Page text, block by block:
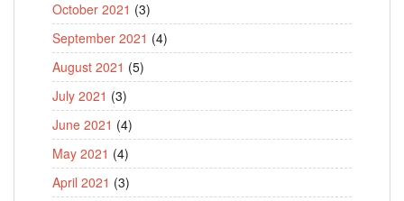
October 2021 (3)
September 2021 (4)
August 2021 (5)
July 2021 (3)
June 2021 (4)
May 2021 (4)
April 2021 (3)